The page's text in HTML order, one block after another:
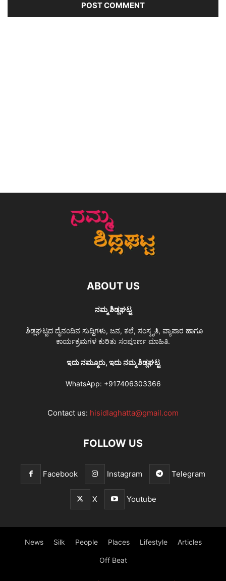
ABOUT US
ನಮ್ಮ ಶಿಡ್ಲಘಟ್ಟ
ಶಿಡ್ಲಘಟ್ಟದ ದೈನಂದಿನ ಸುದ್ದಿಗಳು, ಜನ, ಕಲೆ, ಸಂಸ್ಕೃತಿ, ವ್ಯಾಪಾರ ಹಾಗೂ
ಕಾರ್ಯಕ್ರಮಗಳ ಕುರಿತು ಸಂಪೂರ್ಣ ಮಾಹಿತಿ.
ಇದು ನಮ್ಮೂರು, ಇದು ನಮ್ಮ ಶಿಡ್ಲಘಟ್ಟ
WhatsApp: +917406303366
Contact us: hisidlaghatta@gmail.com
FOLLOW US
Facebook Instagram Telegram
X Youtube
News Silk People Places Lifestyle Articles
Off Beat